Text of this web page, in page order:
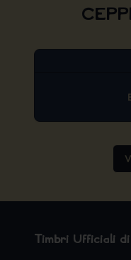
Timbri Ufficiali